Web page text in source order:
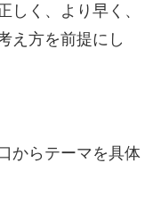
しく、より早く、
え方を前提にし
からテーマを具体